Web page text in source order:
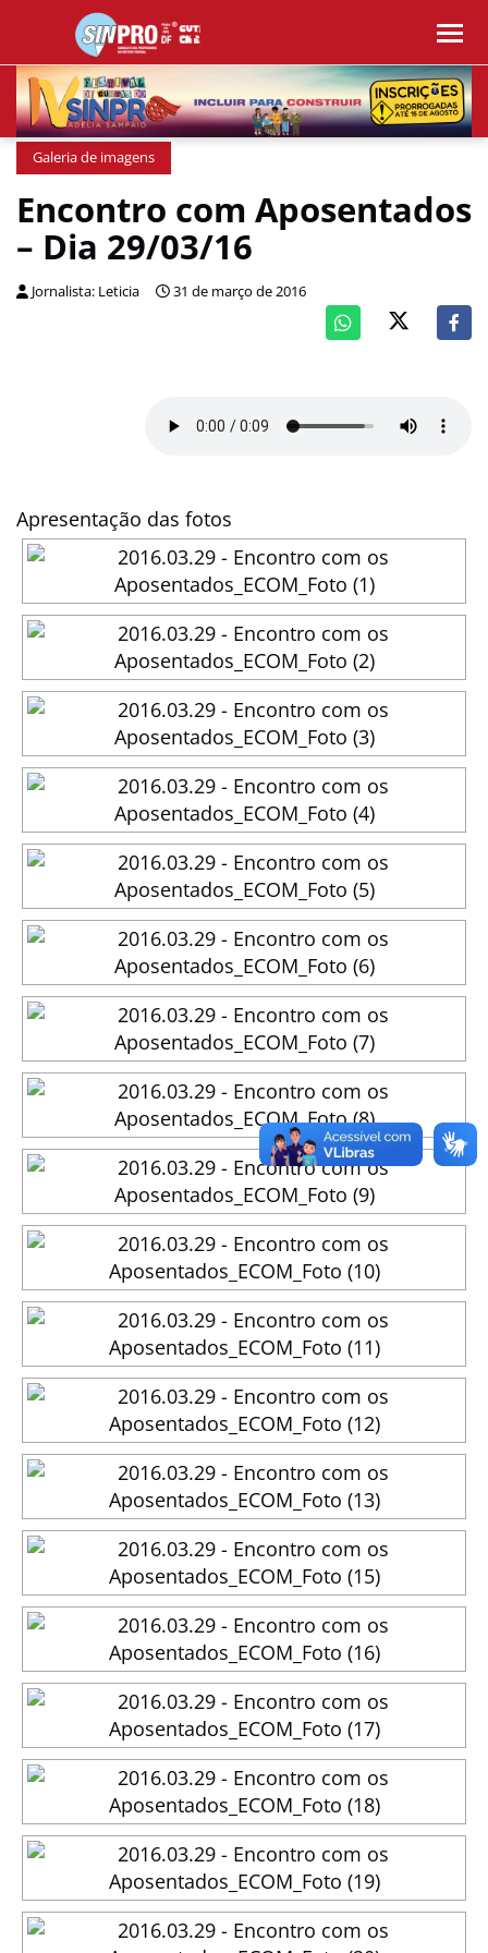
Galeria de imagens
Encontro com Aposentados
– Dia 29/03/16
Jornalista: Leticia 31 de março de 2016
Apresentação das fotos